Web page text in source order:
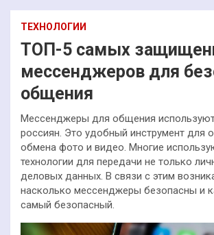
ТЕХНОЛОГИИ
ТОП-5 самых
мессенджеров для
общения
Мессенджеры для общения
россиян. Это удобный инструмент для
обмена фото и видео. Многие
технологии для передачи не только
деловых данных. В связи с этим
насколько мессенджеры безопасны и
самый безопасный.